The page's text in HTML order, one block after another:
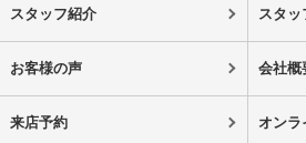
スタッフ紹介 スタ
お客様の声 会社概
来店予約 オンラ